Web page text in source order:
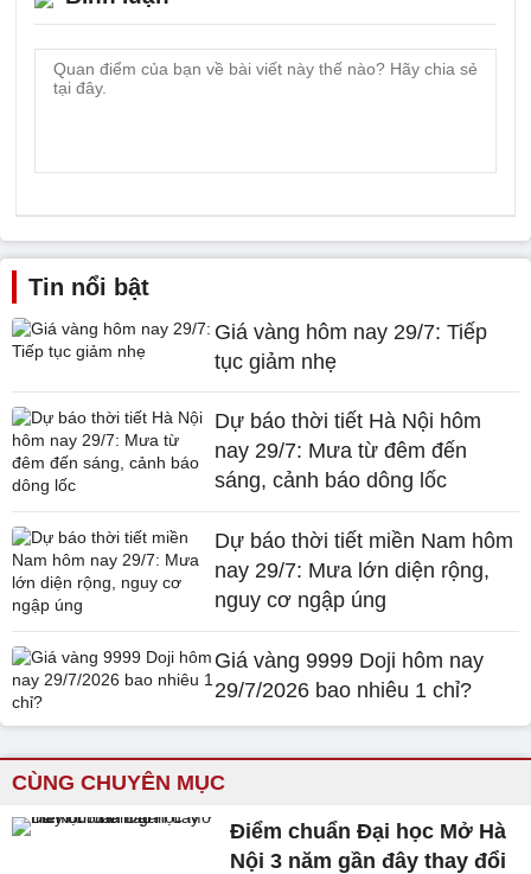
Tin nổi bật
Giá vàng hôm nay 29/7: Tiếp
tục giảm nhẹ
Dự báo thời tiết Hà Nội hôm
nay 29/7: Mưa từ đêm đến
sáng, cảnh báo dông lốc
Dự báo thời tiết miền Nam hôm
nay 29/7: Mưa lớn diện rộng,
nguy cơ ngập úng
Giá vàng 9999 Doji hôm nay
29/7/2026 bao nhiêu 1 chỉ?
CÙNG CHUYÊN MỤC
Điểm chuẩn Đại học Mở Hà
Nội 3 năm gần đây thay đổi